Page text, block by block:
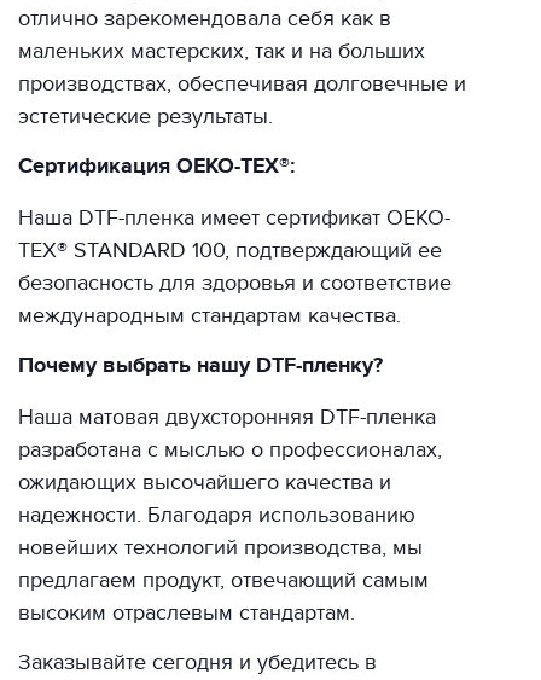
отлично зарекомендовала себя как в
маленьких мастерских, так и на больших
производствах, обеспечивая долговечные и
эстетические результаты.
Сертификация OEKO-TEX®:
Наша DTF-пленка имеет сертификат OEKO-
TEX® STANDARD 100, подтверждающий ее
безопасность для здоровья и соответствие
международным стандартам качества.
Почему выбрать нашу DTF-пленку?
Наша матовая двухсторонняя DTF-пленка
разработана с мыслью о профессионалах,
ожидающих высочайшего качества и
надежности. Благодаря использованию
новейших технологий производства, мы
предлагаем продукт, отвечающий самым
высоким отраслевым стандартам.
Заказывайте сегодня и убедитесь в